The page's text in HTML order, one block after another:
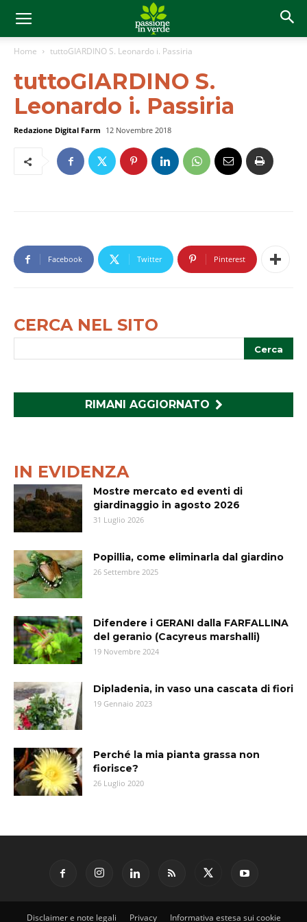
Home tuttoGIARDINO S. Leonardo i. Passiria
tuttoGIARDINO S.
Leonardo i. Passiria
Redazione Digital Farm 12 Novembre 2018
Facebook Twitter Pinterest
CERCA NEL SITO
RIMANI AGGIORNATO
IN EVIDENZA
Mostre mercato ed eventi di
giardinaggio in agosto 2026
31 Luglio 2026
Popillia, come eliminarla dal giardino
26 Settembre 2025
Difendere i GERANI dalla FARFALLINA
del geranio (Cacyreus marshalli)
19 Novembre 2024
Dipladenia, in vaso una cascata di fiori
19 Gennaio 2023
Perché la mia pianta grassa non
fiorisce?
26 Luglio 2020
Disclaimer e note legali Privacy Informativa estesa sui cookie